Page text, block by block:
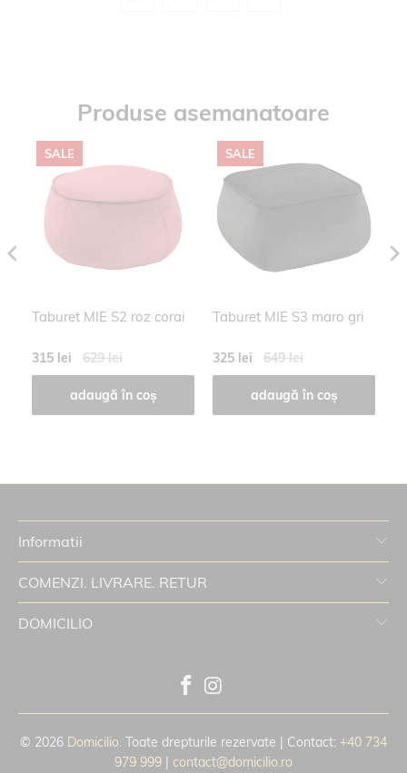
Produse asemanatoare
SALE
Taburet MIE S2 roz corai
315 lei 629 lei
adaugă în coș
SALE
Taburet MIE S3 maro gri
325 lei 649 lei
adaugă în coș
Informatii
COMENZI. LIVRARE. RETUR
DOMICILIO
© 2026 Domicilio . Toate drepturile rezervate | Contact: +40 734
979 999 | contact@domicilio.ro